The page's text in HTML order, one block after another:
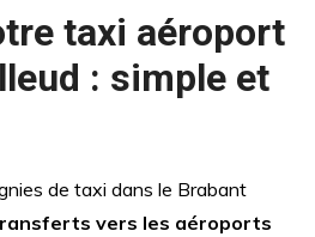
taxi aéroport
: simple et
de taxi dans le Brabant
vers les aéroports